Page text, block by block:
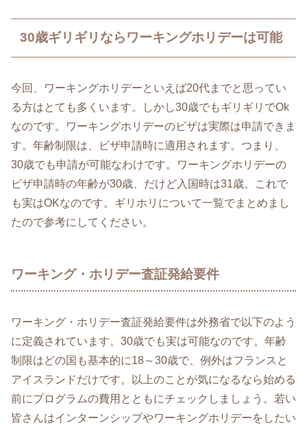
30歳ギリギリならワーキングホリデーは可能
今回、ワーキングホリデーといえば20代までと思ってい
る方はとても多くいます。しかし30歳でもギリギリでOk
なのです。ワーキングホリデーのビザは実際は申請できま
す。年齢制限は、ビザ申請時に適用されます。つまり、
30歳でも申請が可能なわけです。ワーキングホリデーの
ビザ申請時の年齢が30歳、だけど入国時は31歳。これで
も実はOKなのです。ギリホリについて一覧でまとめまし
たので参考にしてください。
ワーキング・ホリデー査証発給要件
ワーキング・ホリデー査証発給要件は外務省で以下のよう
に定義されています。30歳でも実は可能なのです。年齢
制限はどの国も基本的に18～30歳で、例外はフランスと
アイスランドだけです。以上のことが気になるなら始める
前にプログラムの費用とともにチェックしましょう。若い
皆さんはインターンシップやワーキングホリデーをしたい